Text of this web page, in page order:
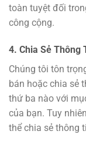
toàn tuyệt đối
công cộng.
4. Chia Sẻ Thông
Chúng tôi tôn
bán hoặc chia sẻ
thứ ba nào với
của bạn. Tuy
thể chia sẻ thông